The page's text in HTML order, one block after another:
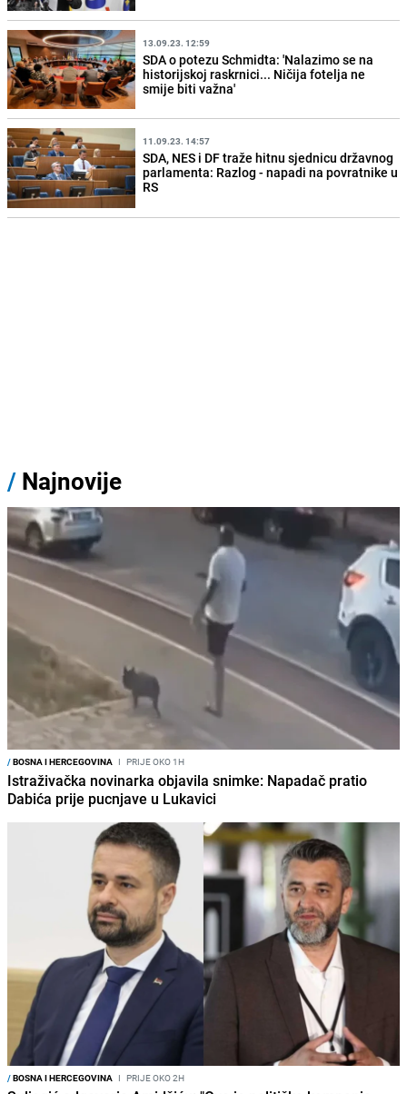
13.09.23. 12:59
SDA o potezu Schmidta: 'Nalazimo se na
historijskoj raskrnici... Ničija fotelja ne
smije biti važna'
11.09.23. 14:57
SDA, NES i DF traže hitnu sjednicu državnog
parlamenta: Razlog - napadi na povratnike u
RS
/ Najnovije
/BOSNA I HERCEGOVINA I PRIJE OKO 1H
Istraživačka novinarka objavila snimke: Napadač pratio
Dabića prije pucnjave u Lukavici
/BOSNA I HERCEGOVINA I PRIJE OKO 2H